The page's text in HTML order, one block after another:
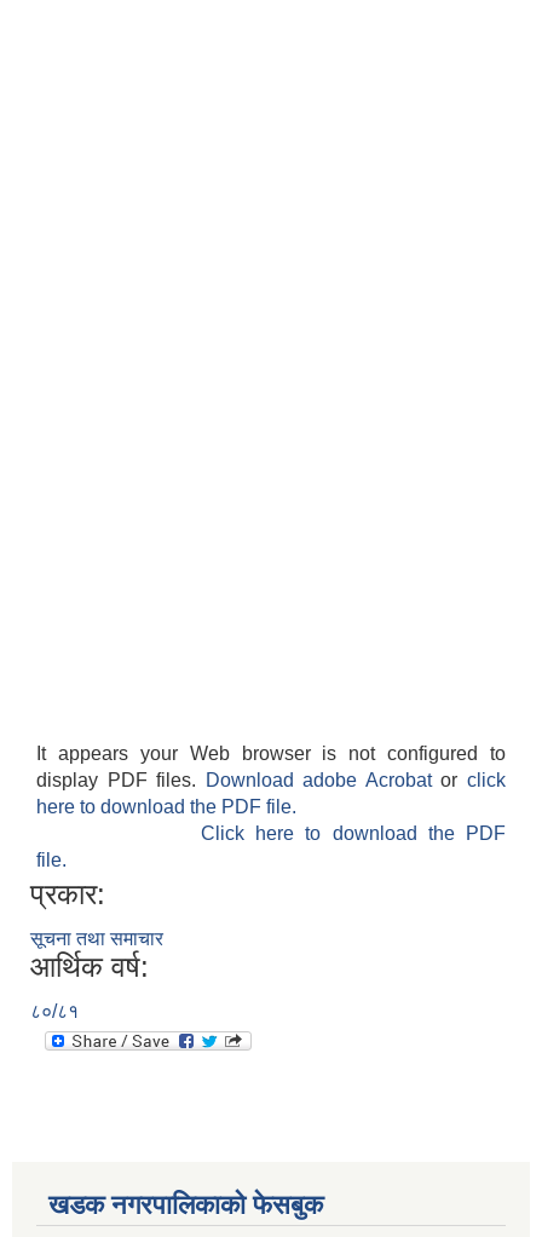
It appears your Web browser is not configured to
display PDF files.
Download adobe Acrobatorclick
here to download the PDF file.
Click here to download the PDF
file.
प्रकार:
सूचना तथा समाचार
आर्थिक वर्ष:
८०/८१
खडक नगरपालिकाको फेसबुक